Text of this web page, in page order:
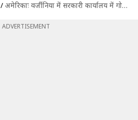
/ अमेरिकाः वर्जीनिया में सरकारी कार्यालय में गोलीबारी, 11 की मौत, कई घायल
ADVERTISEMENT